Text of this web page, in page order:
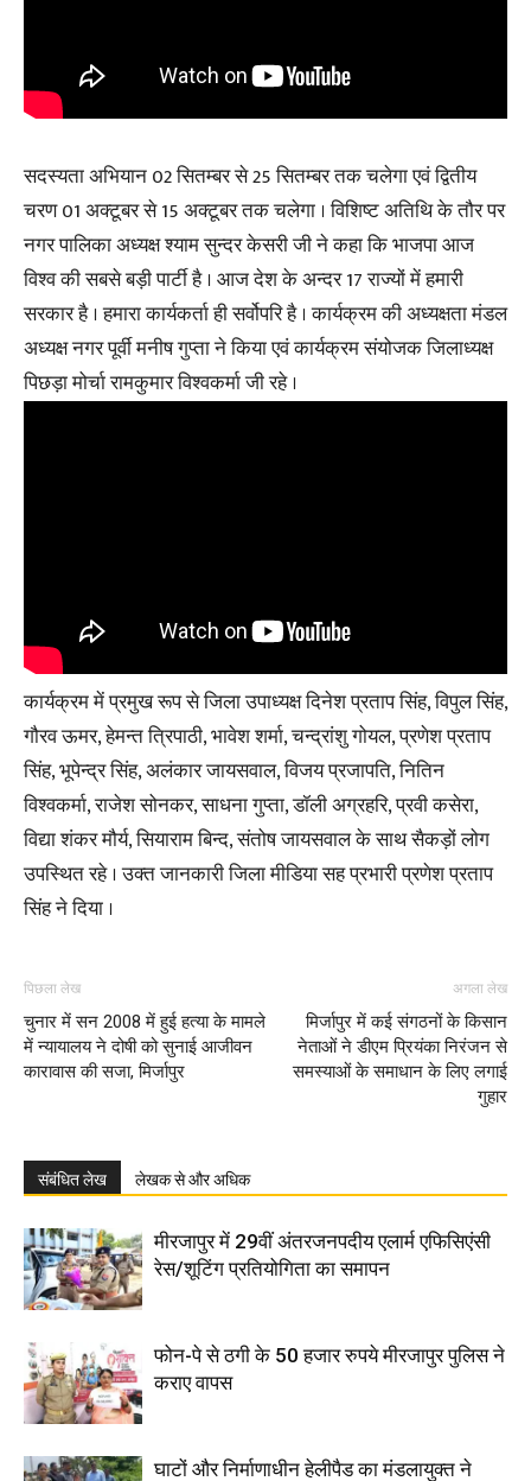
सदस्यता अभियान 02 सितम्बर से 25 सितम्बर तक चलेगा एवं द्वितीय
चरण 01 अक्टूबर से 15 अक्टूबर तक चलेगा । विशिष्ट अतिथि के तौर पर
नगर पालिका अध्यक्ष श्याम सुन्दर केसरी जी ने कहा कि भाजपा आज
विश्व की सबसे बड़ी पार्टी है । आज देश के अन्दर 17 राज्यों में हमारी
सरकार है । हमारा कार्यकर्ता ही सर्वोपरि है । कार्यक्रम की अध्यक्षता मंडल
अध्यक्ष नगर पूर्वी मनीष गुप्ता ने किया एवं कार्यक्रम संयोजक जिलाध्यक्ष
पिछड़ा मोर्चा रामकुमार विश्वकर्मा जी रहे ।
कार्यक्रम में प्रमुख रूप से जिला उपाध्यक्ष दिनेश प्रताप सिंह, विपुल सिंह,
गौरव ऊमर, हेमन्त त्रिपाठी, भावेश शर्मा, चन्द्रांशु गोयल, प्रणेश प्रताप
सिंह, भूपेन्द्र सिंह, अलंकार जायसवाल, विजय प्रजापति, नितिन
विश्वकर्मा, राजेश सोनकर, साधना गुप्ता, डॉली अग्रहरि, प्रवी कसेरा,
विद्या शंकर मौर्य, सियाराम बिन्द, संतोष जायसवाल के साथ सैकड़ों लोग
उपस्थित रहे । उक्त जानकारी जिला मीडिया सह प्रभारी प्रणेश प्रताप
सिंह ने दिया ।
पिछला लेख
चुनार में सन 2008 में हुई हत्या के मामले
में न्यायालय ने दोषी को सुनाई आजीवन
कारावास की सजा, मिर्जापुर
अगला लेख
मिर्जापुर में कई संगठनों के किसान
नेताओं ने डीएम प्रियंका निरंजन से
समस्याओं के समाधान के लिए लगाई
गुहार
संबंधित लेख लेखक से और अधिक
मीरजापुर में 29वीं अंतरजनपदीय एलार्म एफिसिएंसी
रेस/शूटिंग प्रतियोगिता का समापन
फोन-पे से ठगी के 50 हजार रुपये मीरजापुर पुलिस ने
कराए वापस
घाटों और निर्माणाधीन हेलीपैड का मंडलायुक्त ने